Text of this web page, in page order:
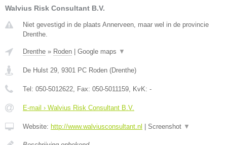
Walvius Risk Consultant B.V.
Niet gevestigd in de plaats Annerveen, maar wel in de provincie
Drenthe.
Drenthe » Roden Google maps ▼
De Hulst 29, 9301 PC Roden (Drenthe)
Tel: 050-5012622, Fax: 050-5011159, KvK: -
E-mail › Walvius Risk Consultant B.V.
Website: http://www.walviusconsultant.nl Screenshot ▼